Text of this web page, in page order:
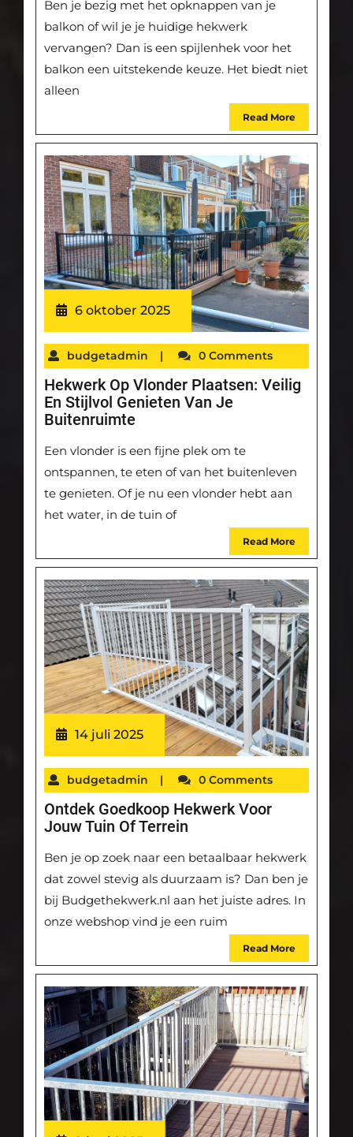
Ben je bezig met het opknappen van je
balkon of wil je je huidige hekwerk
vervangen? Dan is een spijlenhek voor het
balkon een uitstekende keuze. Het biedt niet
alleen
Read More
6 oktober 2025
budgetadmin | 0 Comments
Hekwerk Op Vlonder Plaatsen: Veilig
En Stijlvol Genieten Van Je
Buitenruimte
Een vlonder is een fijne plek om te
ontspannen, te eten of van het buitenleven
te genieten. Of je nu een vlonder hebt aan
het water, in de tuin of
Read More
14 juli 2025
budgetadmin | 0 Comments
Ontdek Goedkoop Hekwerk Voor
Jouw Tuin Of Terrein
Ben je op zoek naar een betaalbaar hekwerk
dat zowel stevig als duurzaam is? Dan ben je
bij Budgethekwerk.nl aan het juiste adres. In
onze webshop vind je een ruim
Read More